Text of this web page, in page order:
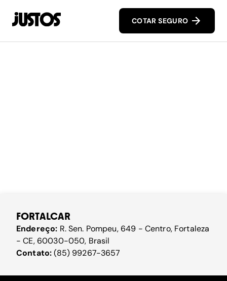
COTAR SEGURO
FORTALCAR
Endereço: R. Sen. Pompeu, 649 - Centro, Fortaleza
- CE, 60030-050, Brasil
Contato:(85) 99267-3657